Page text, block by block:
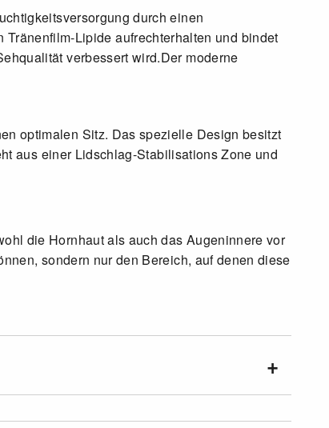
durch einen
Lipide aufrechterhalten und bindet
verbessert wird.Der moderne
optimalen Sitz. Das spezielle Design besitzt
aus einer Lidschlag-Stabilisations Zone und
die Hornhaut als auch das Augeninnere vor
sondern nur den Bereich, auf denen diese